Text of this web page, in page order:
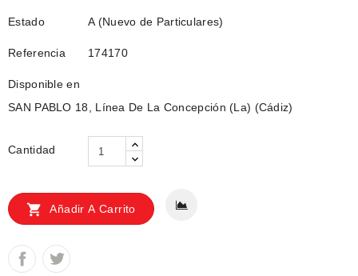
Estado A (Nuevo de Particulares)
Referencia 174170
Disponible en
SAN PABLO 18, Línea De La Concepción (La) (Cádiz)
Cantidad
 Añadir A Carrito